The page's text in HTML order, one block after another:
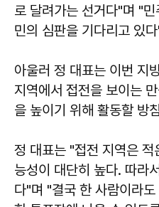
로 달려가는 선거다"며 "
민의 심판을 기다리고 있
아울러 정 대표는 이번 지
지역에서 접전을 보이는
을 높이기 위해 활동할 방
정 대표는 "접전 지역은
능성이 대단히 높다. 따라
다"며 "결국 한 사람이라